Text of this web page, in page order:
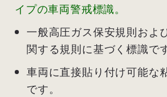
イプの車両警戒標識。
一般高圧ガス保安規則およ
関する規則に基づく標識です
車両に直接貼り付け可能な
です。